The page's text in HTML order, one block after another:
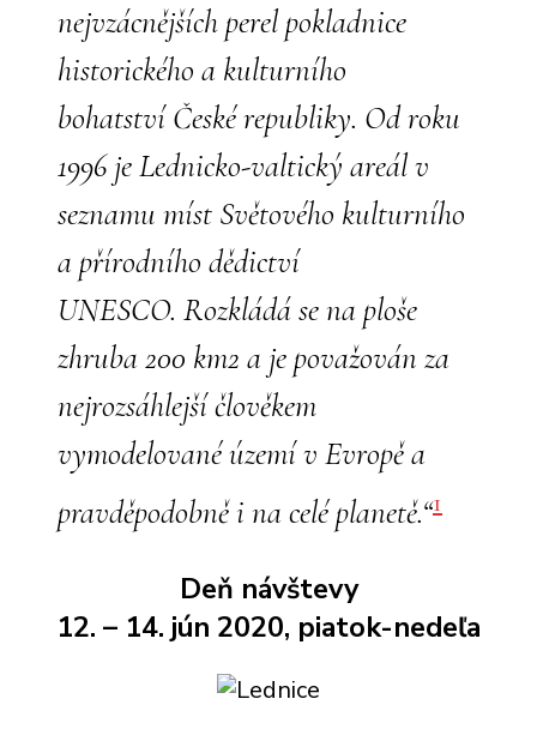
–
Lednice,
Janohrad,
Valtice,
Břeclav
nejvzácnějších perel pokladnice
historického a kulturního
bohatství České republiky. Od roku
1996 je Lednicko-valtický areál v
seznamu míst Světového kulturního
a přírodního dědictví
UNESCO. Rozkládá se na ploše
zhruba 200 km2 a je považován za
nejrozsáhlejší člověkem
vymodelované území v Evropě a
pravděpodobně i na celé planetě.“1
Deň návštevy
12. – 14. jún 2020, piatok-nedeľa